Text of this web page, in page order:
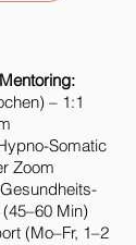
– 1:1
Somatic
Zoom
Min)
(Mo–Fr, 1–2